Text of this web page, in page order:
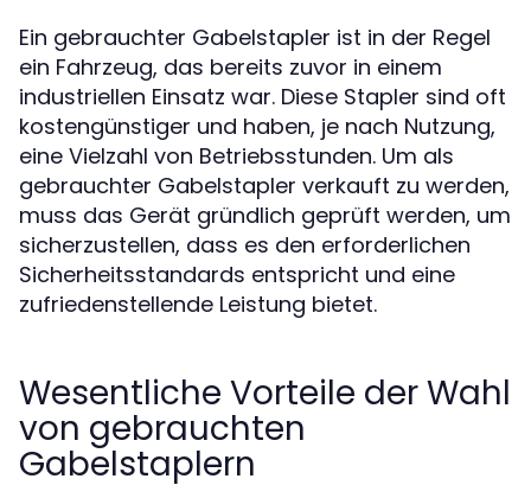
Ein gebrauchter Gabelstapler ist in der Regel
ein Fahrzeug, das bereits zuvor in einem
industriellen Einsatz war. Diese Stapler sind oft
kostengünstiger und haben, je nach Nutzung,
eine Vielzahl von Betriebsstunden. Um als
gebrauchter Gabelstapler verkauft zu werden,
muss das Gerät gründlich geprüft werden, um
sicherzustellen, dass es den erforderlichen
Sicherheitsstandards entspricht und eine
zufriedenstellende Leistung bietet.
Wesentliche Vorteile der Wahl
von gebrauchten
Gabelstaplern